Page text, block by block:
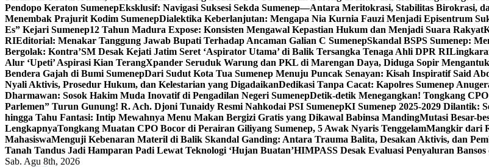
Pendopo Keraton SumenepEksklusif: Navigasi Suksesi Sekda Sumenep—Antara Meritokrasi, Stabilitas Birokrasi,
Menembak Prajurit Kodim SumenepDialektika Keberlanjutan: Mengapa Nia Kurnia Fauzi Menjadi Episentrum
Es” Kejari Sumenep12 Tahun Madura Expose: Konsisten Mengawal Kepastian Hukum dan Menjadi Suara Rakyat
RIEditorial: Menakar Tanggung Jawab Bupati Terhadap Ancaman Galian C SumenepSkandal BSPS Sumenep:
Bergolak: Kontra’SM Desak Kejati Jatim Seret ‘Aspirator Utama’ di Balik Tersangka Tenaga Ahli DPR RI
Alur ‘Upeti’ Aspirasi Kian TerangXpander Seruduk Warung dan PKL di Marengan Daya, Diduga Sopir
Bendera Gajah di Bumi SumenepDari Sudut Kota Tua Sumenep Menuju Puncak Senayan: Kisah Inspiratif Said
Nyali Aktivis, Prosedur Hukum, dan Kelestarian yang DigadaikanDedikasi Tanpa Cacat: Kapolres Sumenep
Dharmawan: Sosok Hakim Muda Inovatif di Pengadilan Negeri SumenepDetik-detik Menegangkan! Tongkang
Parlemen” Turun Gunung! R. Ach. Djoni Tunaidy Resmi Nahkodai PSI SumenepKI Sumenep 2025-2029 Dilantik:
hingga Tahu Fantasi: Intip Mewahnya Menu Makan Bergizi Gratis yang Dikawal Babinsa MandingMutasi Besar-
LengkapnyaTongkang Muatan CPO Bocor di Perairan Giliyang Sumenep, 5 Awak Nyaris TenggelamMangkir dari
MahasiswaMenguji Kebenaran Materil di Balik Skandal Ganding: Antara Trauma Balita, Desakan Aktivis, dan
Tanah Tandus Jadi Hamparan Padi Lewat Teknologi ‘Hujan Buatan’HIMPASS Desak Evaluasi Penyaluran
Sab. Agu 8th, 2026